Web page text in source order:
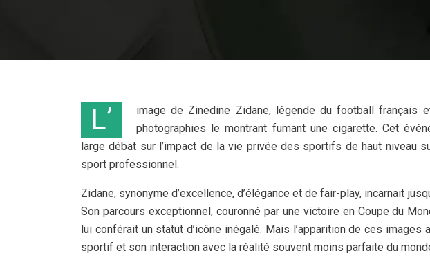
L’image de Zinedine Zidane, légende du football français et mondial, a été marquée par l’apparition de
photographies le montrant fumant une cigarette. Cet
large débat sur l’impact de la vie privée des sportifs de haut niveau
sport professionnel.
Zidane, synonyme d’excellence, d’élégance et de fair-play, incarnait
Son parcours exceptionnel, couronné par une victoire en Coupe du
lui conférait un statut d’icône inégalé. Mais l’apparition de ces images
sportif et son interaction avec la réalité souvent moins parfaite du